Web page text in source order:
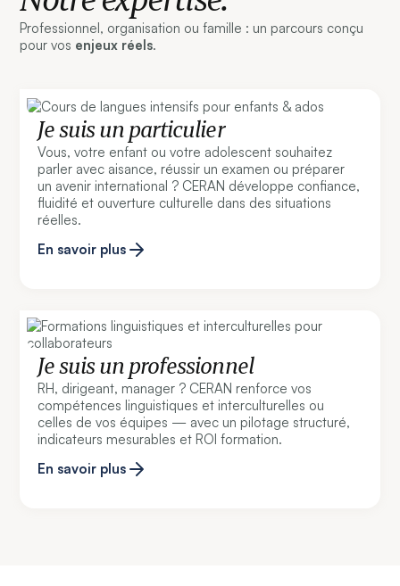
Professionnel, organisation ou famille : un parcours conçu
pour vos enjeux réels.
Je suis un particulier
Vous, votre enfant ou votre adolescent souhaitez
parler avec aisance, réussir un examen ou préparer
un avenir international ? CERAN développe confiance,
fluidité et ouverture culturelle dans des situations
réelles.
En savoir plus
Je suis un professionnel
RH, dirigeant, manager ? CERAN renforce vos
compétences linguistiques et interculturelles ou
celles de vos équipes — avec un pilotage structuré,
indicateurs mesurables et ROI formation.
En savoir plus